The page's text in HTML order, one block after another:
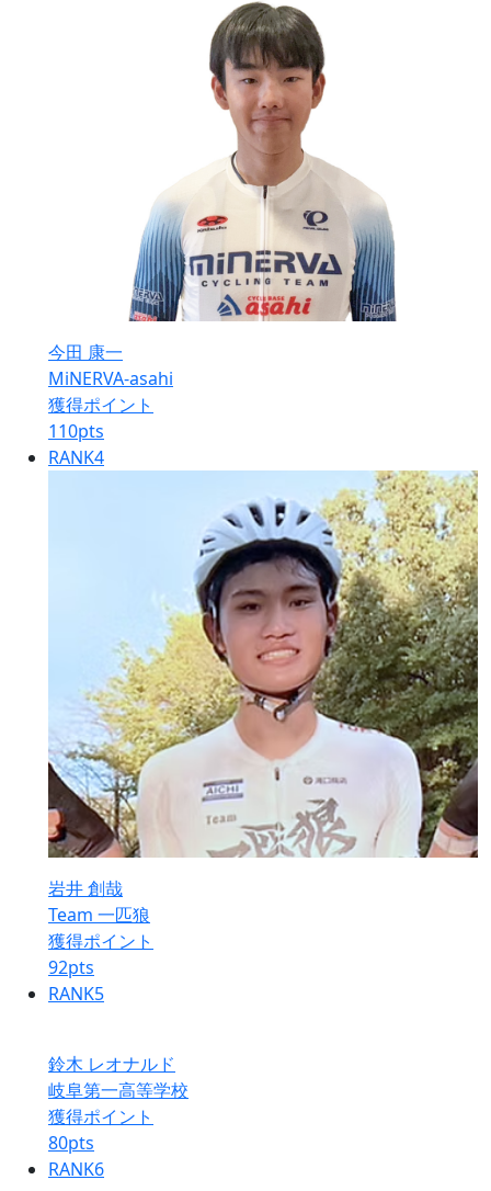
今田 康一
MiNERVA-asahi
獲得ポイント
110pts
RANK4
岩井 創哉
Team 一匹狼
獲得ポイント
92pts
RANK5
鈴木 レオナルド
岐阜第一高等学校
獲得ポイント
80pts
RANK6